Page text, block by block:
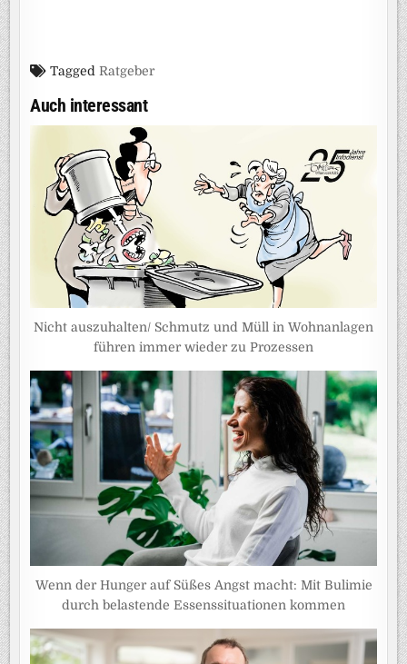
TaggedRatgeber
Auch interessant
Nicht auszuhalten/ Schmutz und Müll in Wohnanlagen
führen immer wieder zu Prozessen
Wenn der Hunger auf Süßes Angst macht: Mit Bulimie
durch belastende Essenssituationen kommen